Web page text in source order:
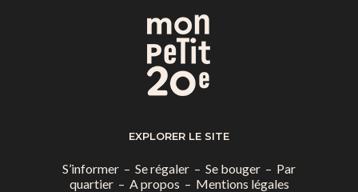
EXPLORER LE SITE
S’informer – Se régaler – Se bouger – Par
quartier– A propos – Mentions légales